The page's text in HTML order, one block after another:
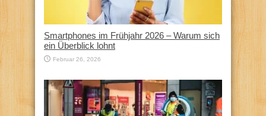
Smartphones im Frühjahr 2026 – Warum sich
ein Überblick lohnt
Februar 26, 2026